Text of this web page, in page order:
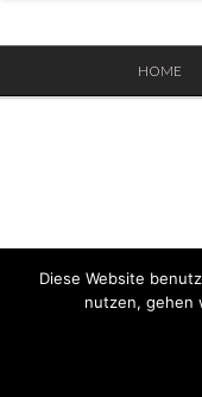
HOME
Diese Website
nutzen, gehen